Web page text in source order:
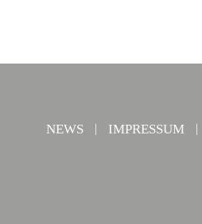
NEWS IMPRESSUM